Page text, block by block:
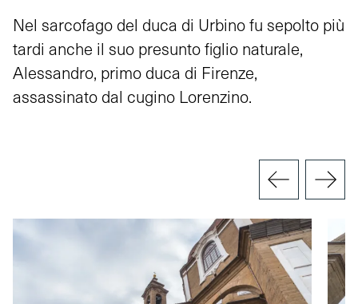
Nel sarcofago del duca di Urbino fu sepolto più
tardi anche il suo presunto figlio naturale,
Alessandro, primo duca di Firenze,
assassinato dal cugino Lorenzino.